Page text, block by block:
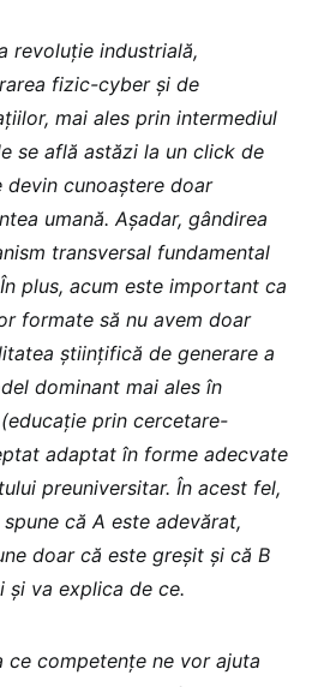
revoluție industrială,
fizic-cyber și de
mai ales prin intermediul
se află astăzi la un click de
cunoaștere doar
umană. Așadar, gândirea
transversal fundamental
plus, acum este important ca
formate să nu avem doar
științifică de generare a
dominant mai ales în
prin cercetare-
adaptat în forme adecvate
preuniversitar. În acest fel,
că A este adevărat,
doar că este greșit și că B
și va explica de ce.
ce competențe ne vor ajuta